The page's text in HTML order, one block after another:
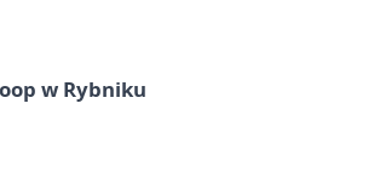
w Rybniku